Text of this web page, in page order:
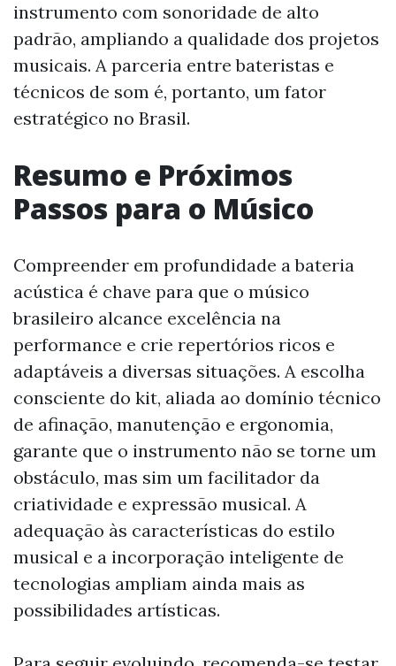
instrumento com sonoridade de alto
padrão, ampliando a qualidade dos projetos
musicais. A parceria entre bateristas e
técnicos de som é, portanto, um fator
estratégico no Brasil.
Resumo e Próximos
Passos para o Músico
Compreender em profundidade a bateria
acústica é chave para que o músico
brasileiro alcance excelência na
performance e crie repertórios ricos e
adaptáveis a diversas situações. A escolha
consciente do kit, aliada ao domínio técnico
de afinação, manutenção e ergonomia,
garante que o instrumento não se torne um
obstáculo, mas sim um facilitador da
criatividade e expressão musical. A
adequação às características do estilo
musical e a incorporação inteligente de
tecnologias ampliam ainda mais as
possibilidades artísticas.